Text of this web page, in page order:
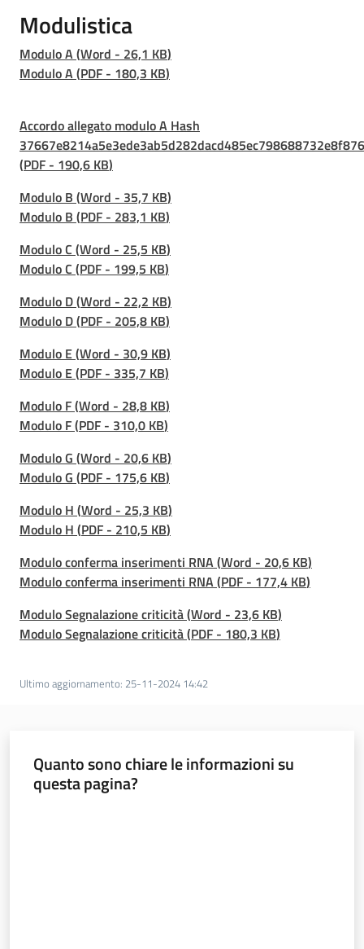
a
n
t
r
v
e
t
i
r
o
t
e
i
o
e
c
i
v
l
e
TempoReale
per la
sicurezza
territoriale
Modulistica
Modulo A(Word - 26,1 KB)
Modulo A(PDF - 180,3 KB)
Accordo allegato modulo A Hash
(PDF - 190,6 KB)
Modulo B (Word - 35,7 KB)
Modulo B (PDF - 283,1 KB)
Modulo C (Word - 25,5 KB)
Modulo C (PDF - 199,5 KB)
Modulo D(Word - 22,2 KB)
Modulo D(PDF - 205,8 KB)
Modulo E(Word - 30,9 KB)
Modulo E(PDF - 335,7 KB)
Modulo F(Word - 28,8 KB)
Modulo F(PDF - 310,0 KB)
Modulo G (Word - 20,6 KB)
Modulo G (PDF - 175,6 KB)
Modulo H (Word - 25,3 KB)
Modulo H (PDF - 210,5 KB)
Modulo conferma inserimenti RNA(Word - 20,6 KB)
Modulo conferma inserimenti RNA(PDF - 177,4 KB)
Modulo Segnalazione criticità(Word - 23,6 KB)
Modulo Segnalazione criticità(PDF - 180,3 KB)
Ultimo aggiornamento: 25-11-2024 14:42
Quanto sono chiare le informazioni su
questa pagina?